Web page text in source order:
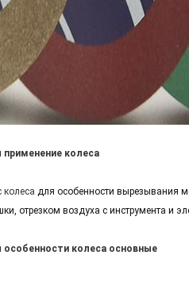
колеса
для особенности вырезывания
отрезком воздуха с инструмента и
колеса основные